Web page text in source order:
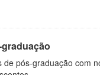
de pós-graduação com